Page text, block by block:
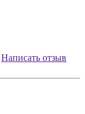
Написать отзыв